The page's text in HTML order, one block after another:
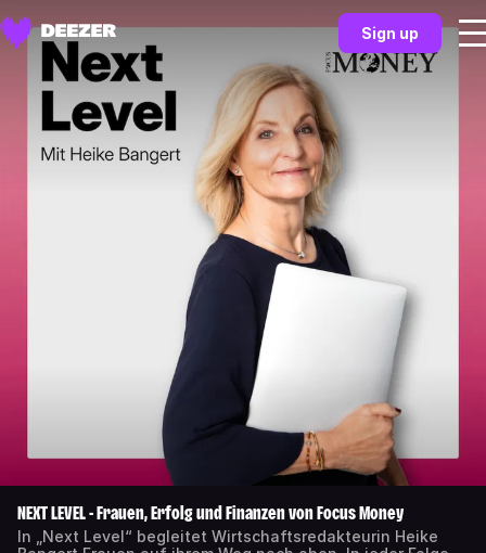
Sign up
NEXT LEVEL - Frauen, Erfolg und Finanzen von Focus Money
In „Next Level“ begleitet Wirtschaftsredakteurin Heike